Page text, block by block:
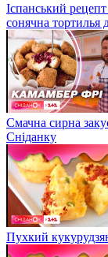
Іспанський
сонячна тортилья
Смачна сирна
Сніданку
Пухкий